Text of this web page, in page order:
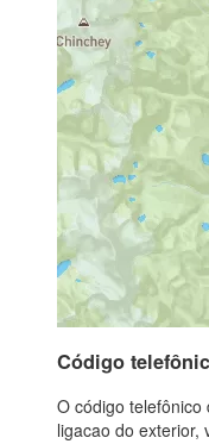
Código
O código
ligacao do exterior,